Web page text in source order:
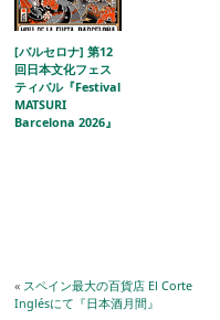
[バルセロナ] 第12
回日本文化フェス
ティバル『Festival
MATSURI
Barcelona 2026』
« スペイン最大の百貨店 El Corte
Inglésにて『日本酒月間』